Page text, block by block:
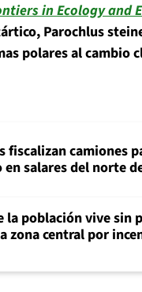
in Ecology and
Parochlus
polares al cambio
fiscalizan camiones
salares del norte
la población vive sin
zona central por